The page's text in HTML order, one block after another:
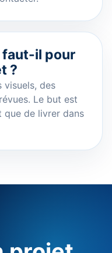
faut-il pour
?
visuels, des
Le but est
que de livrer dans